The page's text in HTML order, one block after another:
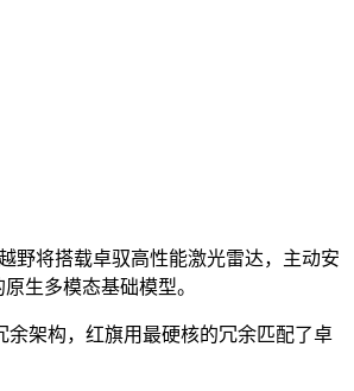
野将搭载卓驭高性能激光雷达，主动安
生多模态基础模型。
架构，红旗用最硬核的冗余匹配了卓